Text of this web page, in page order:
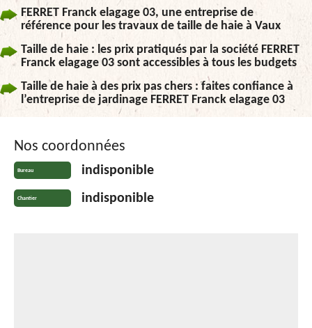
FERRET Franck elagage 03, une entreprise de
référence pour les travaux de taille de haie à Vaux
Taille de haie : les prix pratiqués par la société FERRET
Franck elagage 03 sont accessibles à tous les budgets
Taille de haie à des prix pas chers : faites confiance à
l’entreprise de jardinage FERRET Franck elagage 03
Nos coordonnées
Bureau indisponible
Chantier indisponible